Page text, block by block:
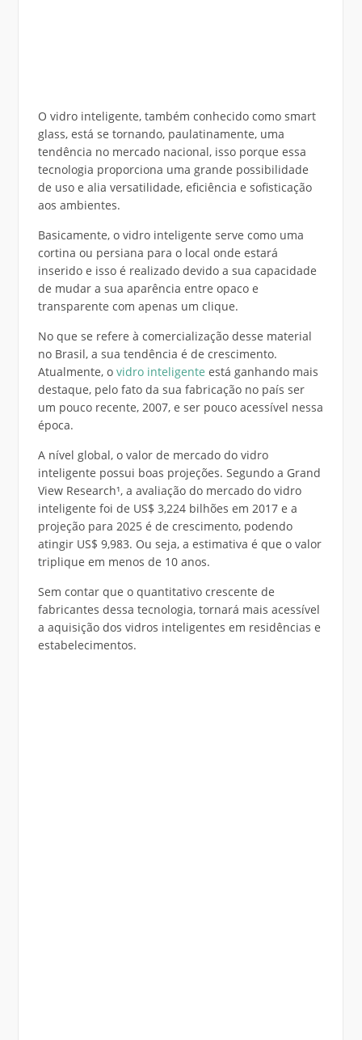
O vidro inteligente, também conhecido como smart
glass, está se tornando, paulatinamente, uma
tendência no mercado nacional, isso porque essa
tecnologia proporciona uma grande possibilidade
de uso e alia versatilidade, eficiência e sofisticação
aos ambientes.
Basicamente, o vidro inteligente serve como uma
cortina ou persiana para o local onde estará
inserido e isso é realizado devido a sua capacidade
de mudar a sua aparência entre opaco e
transparente com apenas um clique.
No que se refere à comercialização desse material
no Brasil, a sua tendência é de crescimento.
Atualmente, o vidro inteligente está ganhando mais
destaque, pelo fato da sua fabricação no país ser
um pouco recente, 2007, e ser pouco acessível nessa
época.
A nível global, o valor de mercado do vidro
inteligente possui boas projeções. Segundo a Grand
View Research¹, a avaliação do mercado do vidro
inteligente foi de US$ 3,224 bilhões em 2017 e a
projeção para 2025 é de crescimento, podendo
atingir US$ 9,983. Ou seja, a estimativa é que o valor
triplique em menos de 10 anos.
Sem contar que o quantitativo crescente de
fabricantes dessa tecnologia, tornará mais acessível
a aquisição dos vidros inteligentes em residências e
estabelecimentos.